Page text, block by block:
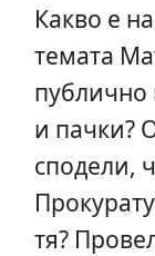
Какво е
темата
публично
и пачки?
сподели,
тя?